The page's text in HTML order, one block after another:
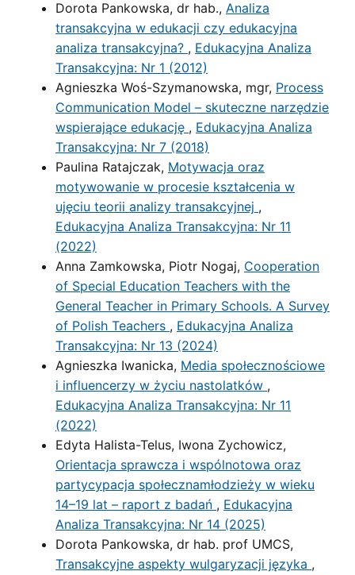
Dorota Pankowska, dr hab., Analiza
transakcyjna w edukacji czy edukacyjna
analiza transakcyjna? , Edukacyjna Analiza
Transakcyjna: Nr 1 (2012)
Agnieszka Woś-Szymanowska, mgr, Process
Communication Model – skuteczne narzędzie
wspierające edukację , Edukacyjna Analiza
Transakcyjna: Nr 7 (2018)
Paulina Ratajczak, Motywacja oraz
motywowanie w procesie kształcenia w
ujęciu teorii analizy transakcyjnej ,
Edukacyjna Analiza Transakcyjna: Nr 11
(2022)
Anna Zamkowska, Piotr Nogaj, Cooperation
of Special Education Teachers with the
General Teacher in Primary Schools. A Survey
of Polish Teachers , Edukacyjna Analiza
Transakcyjna: Nr 13 (2024)
Agnieszka Iwanicka, Media społecznościowe
i influencerzy w życiu nastolatków ,
Edukacyjna Analiza Transakcyjna: Nr 11
(2022)
Edyta Halista-Telus, Iwona Zychowicz,
Orientacja sprawcza i wspólnotowa oraz
partycypacja społecznamłodzieży w wieku
14–19 lat – raport z badań , Edukacyjna
Analiza Transakcyjna: Nr 14 (2025)
Dorota Pankowska, dr hab. prof UMCS,
Transakcyjne aspekty wulgaryzacji języka ,